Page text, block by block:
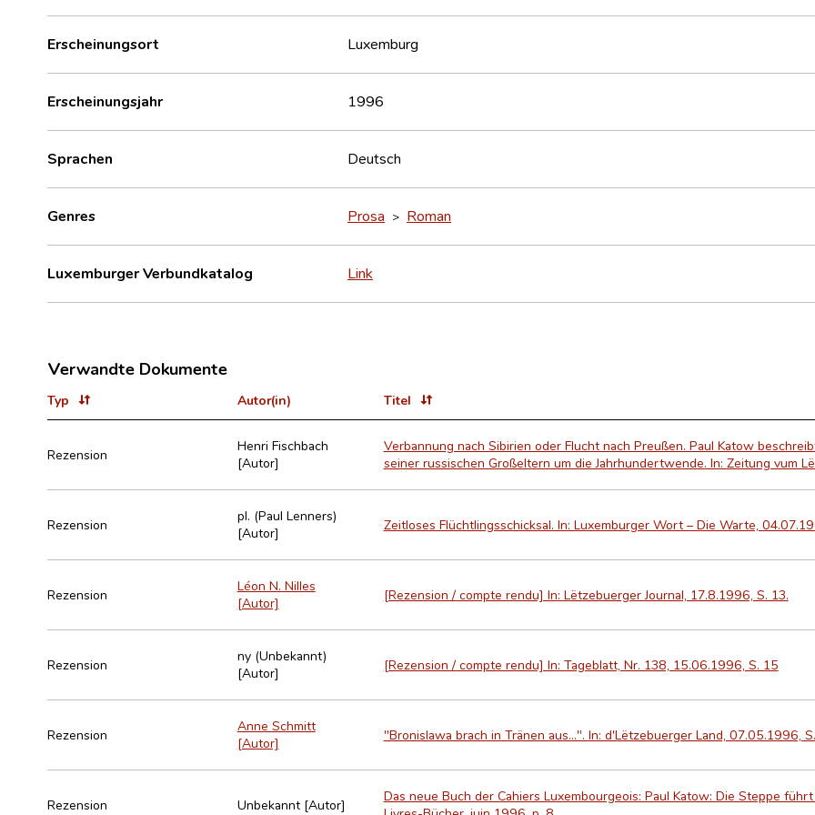
Erscheinungsort Luxemburg
Erscheinungsjahr 1996
Sprachen Deutsch
Genres Prosa > Roman
Luxemburger Verbundkatalog Link
Verwandte Dokumente
Typ Autor(in) Titel
Rezension
Henri Fischbach
[Autor]
Verbannung nach Sibirien oder Flucht nach Preußen. Paul Katow
seiner russischen Großeltern um die Jahrhundertwende. In: Zeitung vum
Rezension
pl. (Paul Lenners)
[Autor]
Zeitloses Flüchtlingsschicksal. In: Luxemburger Wort – Die Warte,
Rezension
Léon N. Nilles
[Autor]
[Rezension / compte rendu] In: Lëtzebuerger Journal, 17.8.1996, S. 13.
Rezension
ny (Unbekannt)
[Autor]
[Rezension / compte rendu] In: Tageblatt, Nr. 138, 15.06.1996, S. 15
Rezension
Anne Schmitt
[Autor]
"Bronislawa brach in Tränen aus...". In: d'Lëtzebuerger Land, 07.05.1996,
Rezension Unbekannt [Autor]
Das neue Buch der Cahiers Luxembourgeois: Paul Katow: Die Steppe